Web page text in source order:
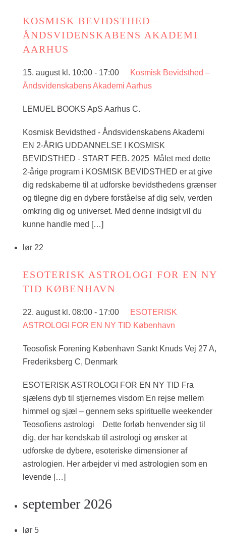
KOSMISK BEVIDSTHED –
ÅNDSVIDENSKABENS AKADEMI
AARHUS
15. august kl. 10:00 - 17:00
Kosmisk Bevidsthed –
Åndsvidenskabens Akademi Aarhus
LEMUEL BOOKS ApS Aarhus C.
Kosmisk Bevidsthed - Åndsvidenskabens Akademi
EN 2-ÅRIG UDDANNELSE I KOSMISK
BEVIDSTHED - START FEB. 2025 Målet med dette
2-årige program i KOSMISK BEVIDSTHED er at give
dig redskaberne til at udforske bevidsthedens grænser
og tilegne dig en dybere forståelse af dig selv, verden
omkring dig og universet. Med denne indsigt vil du
kunne handle med […]
lør 22
ESOTERISK ASTROLOGI FOR EN NY
TID KØBENHAVN
22. august kl. 08:00 - 17:00
ESOTERISK
ASTROLOGI FOR EN NY TID København
Teosofisk Forening København Sankt Knuds Vej 27 A,
Frederiksberg C, Denmark
ESOTERISK ASTROLOGI FOR EN NY TID Fra
sjælens dyb til stjernernes visdom En rejse mellem
himmel og sjæl – gennem seks spirituelle weekender
Teosofiens astrologi Dette forløb henvender sig til
dig, der har kendskab til astrologi og ønsker at
udforske de dybere, esoteriske dimensioner af
astrologien. Her arbejder vi med astrologien som en
levende […]
september 2026
lør 5